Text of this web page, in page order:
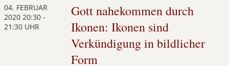
04. FEBRUAR
2020 20:30 -
21:30 UHR
Gott nahekommen durch
Ikonen: Ikonen sind
Verkündigung in bildlicher
Form